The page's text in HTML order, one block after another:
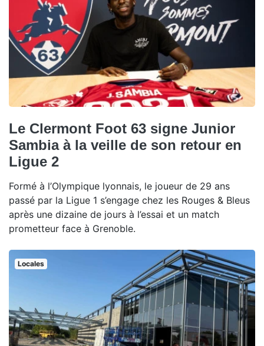
Le Clermont Foot 63 signe Junior
Sambia à la veille de son retour en
Ligue 2
Formé à l’Olympique lyonnais, le joueur de 29 ans
passé par la Ligue 1 s’engage chez les Rouges & Bleus
après une dizaine de jours à l’essai et un match
prometteur face à Grenoble.
Locales